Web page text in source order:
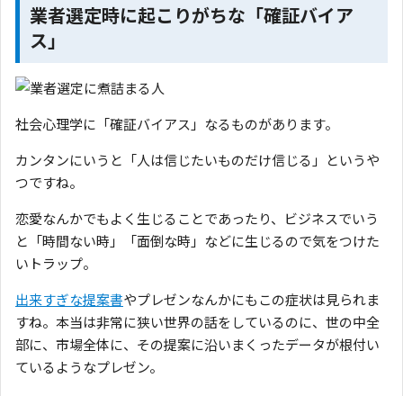
業者選定時に起こりがちな「確証バイア
ス」
社会心理学に「確証バイアス」なるものがあります。
カンタンにいうと「人は信じたいものだけ信じる」というや
つですね。
恋愛なんかでもよく生じることであったり、ビジネスでいう
と「時間ない時」「面倒な時」などに生じるので気をつけた
いトラップ。
出来すぎな提案書やプレゼンなんかにもこの症状は見られま
すね。本当は非常に狭い世界の話をしているのに、世の中全
部に、市場全体に、その提案に沿いまくったデータが根付い
ているようなプレゼン。